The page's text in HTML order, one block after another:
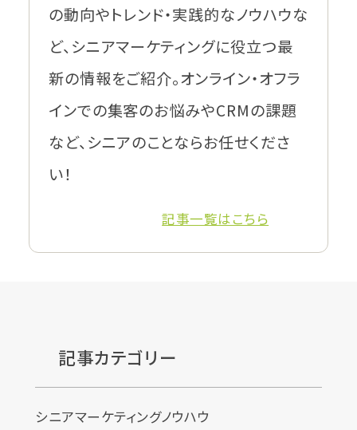
の動向やトレンド・実践的なノウハウな
ど、シニアマーケティングに役立つ最
新の情報をご紹介。オンライン・オフラ
インでの集客のお悩みやCRMの課題
など、シニアのことならお任せくださ
い！
記事一覧はこちら
記事カテゴリー
シニアマーケティングノウハウ